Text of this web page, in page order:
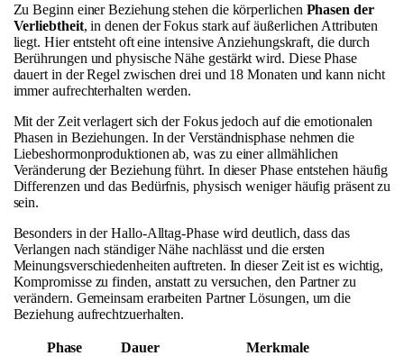
Zu Beginn einer Beziehung stehen die körperlichen Phasen der
Verliebtheit, in denen der Fokus stark auf äußerlichen Attributen
liegt. Hier entsteht oft eine intensive Anziehungskraft, die durch
Berührungen und physische Nähe gestärkt wird. Diese Phase
dauert in der Regel zwischen drei und 18 Monaten und kann nicht
immer aufrechterhalten werden.
Mit der Zeit verlagert sich der Fokus jedoch auf die emotionalen
Phasen in Beziehungen. In der Verständnisphase nehmen die
Liebeshormonproduktionen ab, was zu einer allmählichen
Veränderung der Beziehung führt. In dieser Phase entstehen häufig
Differenzen und das Bedürfnis, physisch weniger häufig präsent zu
sein.
Besonders in der Hallo-Alltag-Phase wird deutlich, dass das
Verlangen nach ständiger Nähe nachlässt und die ersten
Meinungsverschiedenheiten auftreten. In dieser Zeit ist es wichtig,
Kompromisse zu finden, anstatt zu versuchen, den Partner zu
verändern. Gemeinsam erarbeiten Partner Lösungen, um die
Beziehung aufrechtzuerhalten.
Phase Dauer
Merkmale